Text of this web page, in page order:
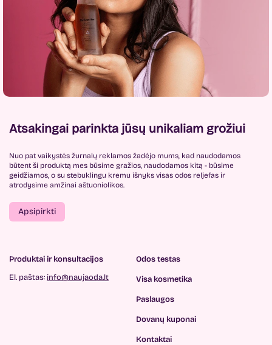
Atsakingai parinkta jūsų unikaliam grožiui
Nuo pat vaikystės žurnalų reklamos žadėjo mums, kad naudodamos
būtent ši produktą mes būsime gražios, naudodamos kitą - būsime
geidžiamos, o su stebuklingu kremu išnyks visas odos reljefas ir
atrodysime amžinai aštuoniolikos.
Apsipirkti
Produktai ir konsultacijos
El. paštas: info@naujaoda.lt
Odos testas
Visa kosmetika
Paslaugos
Dovanų kuponai
Kontaktai